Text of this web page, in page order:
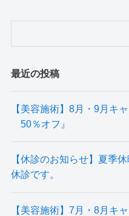
最近の投稿
【美容施術】8月・9月キ
50％オフ』
【休診のお知らせ】夏季
休診です。
【美容施術】7月・8月キ